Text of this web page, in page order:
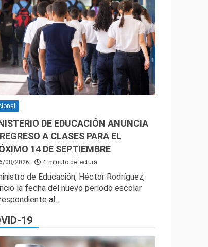
DE EDUCACIÓN ANUNCIA
A CLASES PARA EL
14 DE SEPTIEMBRE
08/2026 1 minuto de lectura
de Educación, Héctor Rodríguez,
la fecha del nuevo período escolar
al…
19